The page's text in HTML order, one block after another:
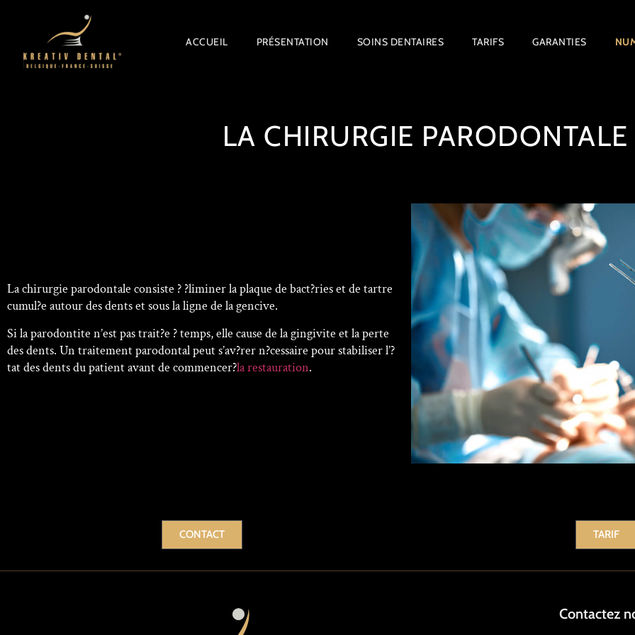
ACCUEIL PRÉSENTATION SOINS DENTAIRES TARIFS GARANTIES
LA CHIRURGIE PARODONTALE
La chirurgie parodontale consiste ? ?liminer la plaque de bact?ries et de tartre
cumul?e autour des dents et sous la ligne de la gencive.
Si la parodontite n’est pas trait?e ? temps, elle cause de la gingivite et la perte
des dents. Un traitement parodontal peut s’av?rer n?cessaire pour stabiliser l’?
tat des dents du patient avant de commencer?la restauration.
CONTACT TARIF
Contactez